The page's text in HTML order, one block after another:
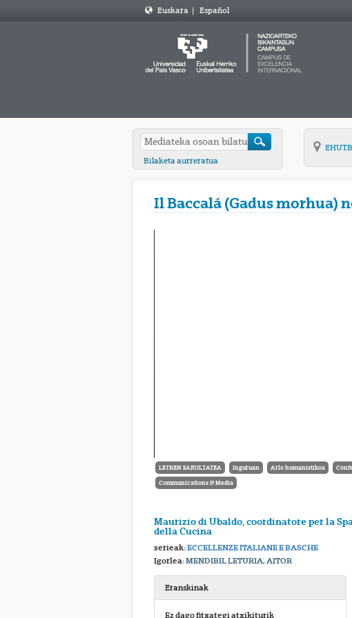
Euskara | Español
Bilaketa aurreratua
EHUTB
Il Baccalá (Gadus morhua)
LETREN FAKULTATEA Inguruan Arlo humanistikoa
Communications & Media
Maurizio di Ubaldo, coordinatore per la
della Cucina
serieak:ECCELLENZE ITALIANE E BASCHE
Igorlea:MENDIBIL LETURIA, AITOR
Eranskinak
Ez dago fitxategi atxikiturik